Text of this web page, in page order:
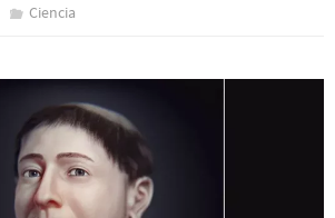
Ciencia